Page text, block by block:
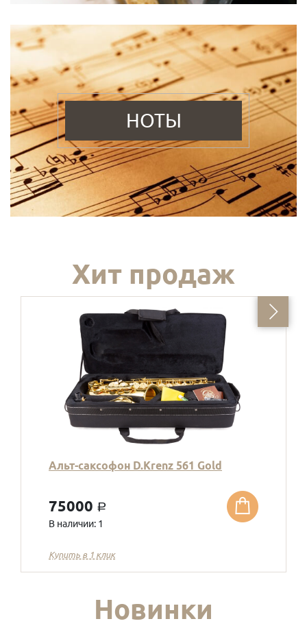
НОТЫ
Хит продаж
Альт-саксофон D.Krenz 561 Gold
75000 a
В наличии: 1
Купить в 1 клик
Новинки